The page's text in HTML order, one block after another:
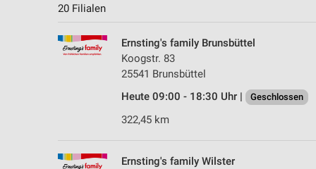
20 Filialen
Ernsting's family Brunsbüttel
Koogstr. 83
25541 Brunsbüttel
Heute 09:00 - 18:30 Uhr |
Geschlossen
322,45 km
Ernsting's family Wilster